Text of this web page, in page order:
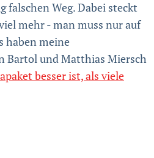
falschen Weg. Dabei steckt
mehr - man muss nur auf
haben meine
Bartol und Matthias Miersch
besser ist, als viele